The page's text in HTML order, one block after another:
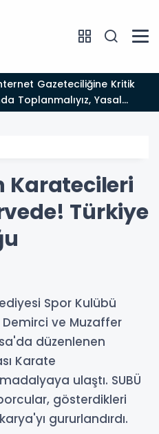
Toplanmalıyız, Yasal
Hazırız"
Karatecileri
Türkiye
Spor Kulübü
ve Muzaffer
düzenlenen
Karate
ulaştı. SUBÜ
gösterdikleri
gururlandırdı.